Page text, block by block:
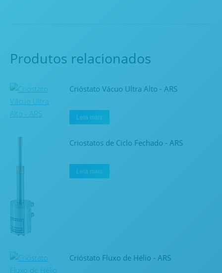
Produtos relacionados
Crióstato Vácuo Ultra Alto - ARS
Leia mais
Criostatos de Ciclo Fechado - ARS
Leia mais
Crióstato Fluxo de Hélio - ARS